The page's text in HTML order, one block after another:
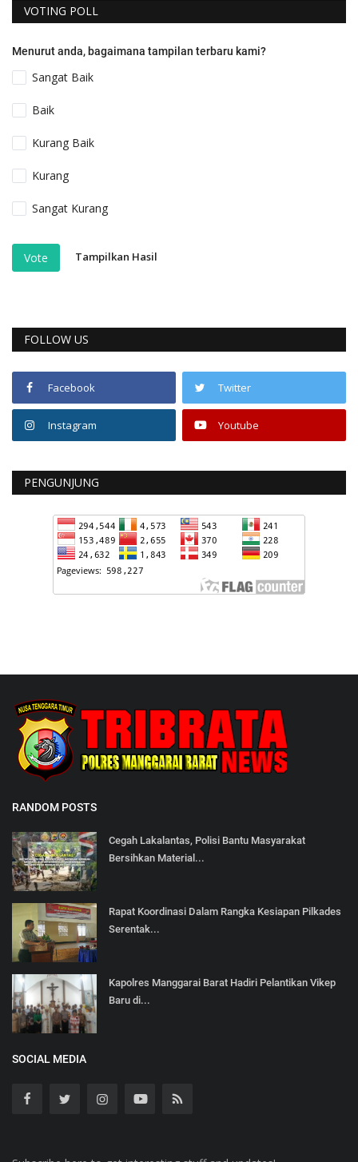
VOTING POLL
Menurut anda, bagaimana tampilan terbaru kami?
Sangat Baik
Baik
Kurang Baik
Kurang
Sangat Kurang
Vote Tampilkan Hasil
FOLLOW US
Facebook Twitter
Instagram Youtube
PENGUNJUNG
RANDOM POSTS
Cegah Lakalantas, Polisi Bantu Masyarakat
Bersihkan Material...
Rapat Koordinasi Dalam Rangka Kesiapan Pilkades
Serentak...
Kapolres Manggarai Barat Hadiri Pelantikan Vikep
Baru di...
SOCIAL MEDIA